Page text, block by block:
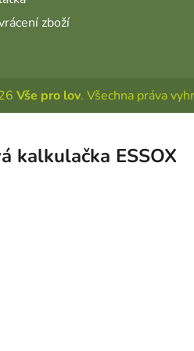
zboží
Vše pro lov. Všechna práva
kalkulačka ESSOX